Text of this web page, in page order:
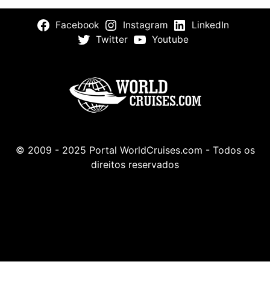
Facebook Instagram
LinkedIn
Twitter
Youtube
© 2009 - 2025 Portal WorldCruises.com - Todos os
direitos reservados